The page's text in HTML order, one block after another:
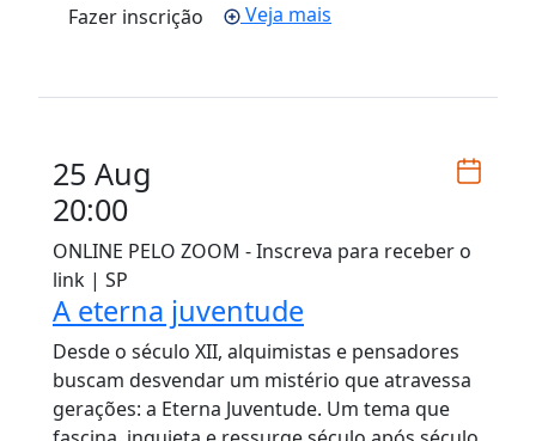
Fazer inscrição Veja mais
25 Aug
20:00
ONLINE PELO ZOOM - Inscreva para receber o
link | SP
A eterna juventude
Desde o século XII, alquimistas e pensadores
buscam desvendar um mistério que atravessa
gerações: a Eterna Juventude. Um tema que